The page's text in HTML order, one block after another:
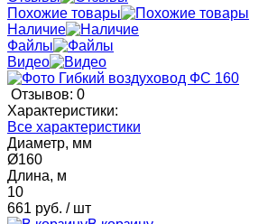
Похожие товары
Наличие
Файлы
Видео
Отзывов: 0
Характеристики:
Все характеристики
Диаметр, мм
Ø160
Длина, м
10
661 руб. / шт